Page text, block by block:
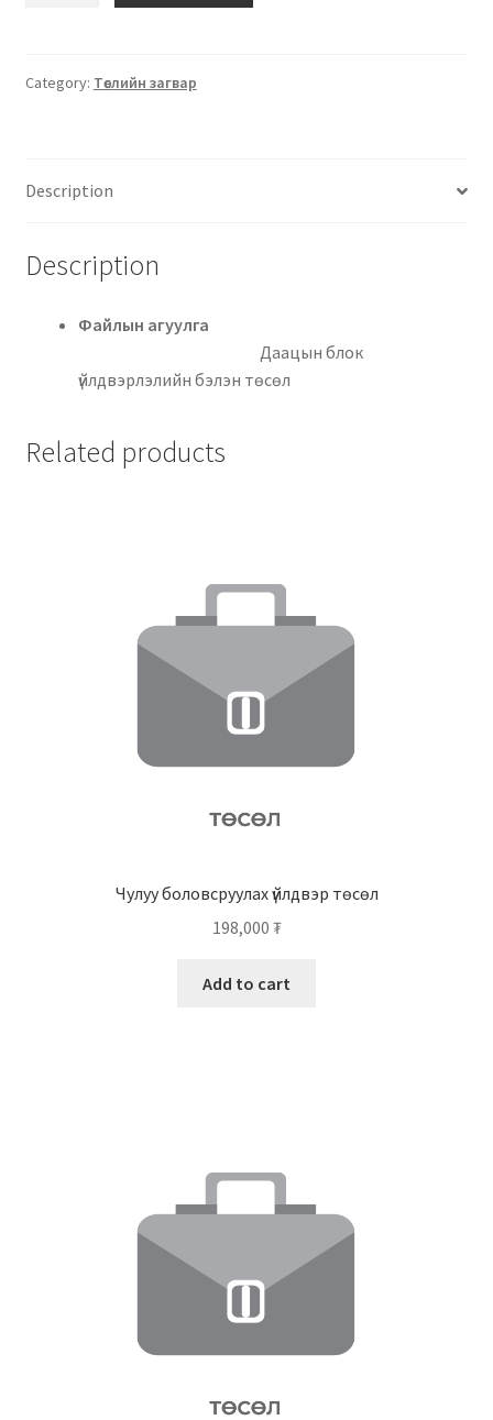
Category: Төслийн загвар
Description
Description
Файлын агуулга
Даацын блок
үйлдвэрлэлийн бэлэн төсөл
Related products
Чулуу боловсруулах үйлдвэр төсөл
198,000 ₮
Add to cart